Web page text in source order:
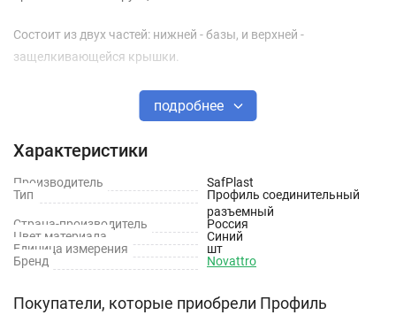
Состоит из двух частей: нижней - базы, и верхней -
защелкивающейся крышки.
подробнее
Характеристики
Производитель
SafPlast
Тип
Профиль соединительный
разъемный
Страна-производитель
Россия
Цвет материала
Синий
Единица измерения
шт
Бренд
Novattro
Покупатели, которые приобрели Профиль